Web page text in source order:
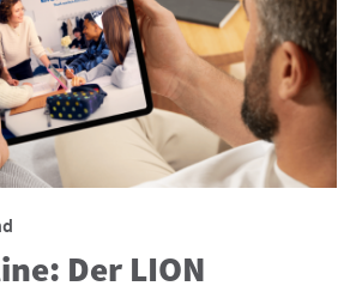
Der LION